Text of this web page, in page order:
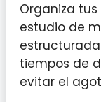
Organiza
estudio de
tiempos de
evitar el